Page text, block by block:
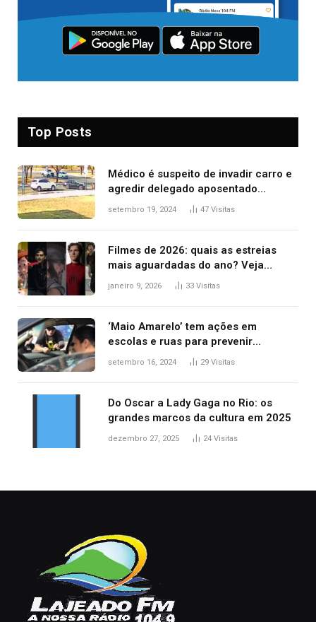
Top Posts
Médico é suspeito de invadir carro e
agredir delegado aposentado
durante confusão no trânsito
setembro 19, 2024 47 Visitas
Filmes de 2026: quais as estreias
mais aguardadas do ano? Veja
principais lançamentos do cinema
janeiro 9, 2026 33 Visitas
‘Maio Amarelo’ tem ações em
escolas e ruas para prevenir
acidentes no trânsito no AP
setembro 16, 2024 29 Visitas
Do Oscar a Lady Gaga no Rio: os
grandes marcos da cultura em 2025
dezembro 27, 2025 24 Visitas